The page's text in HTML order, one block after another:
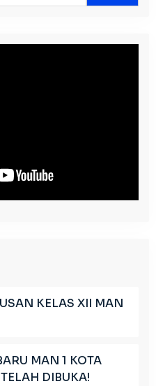
KELAS XII MAN
MAN 1 KOTA
DIBUKA!